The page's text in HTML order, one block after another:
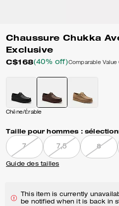
Chaussure Chukka
Exclusive
C$168(40% off)Comparable Value
Chêne/Érable
Taille pour hommes :
7 7,5 8
Guide des tailles
This item is currently
be notified when it is back in